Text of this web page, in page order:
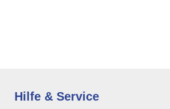
Hilfe & Service